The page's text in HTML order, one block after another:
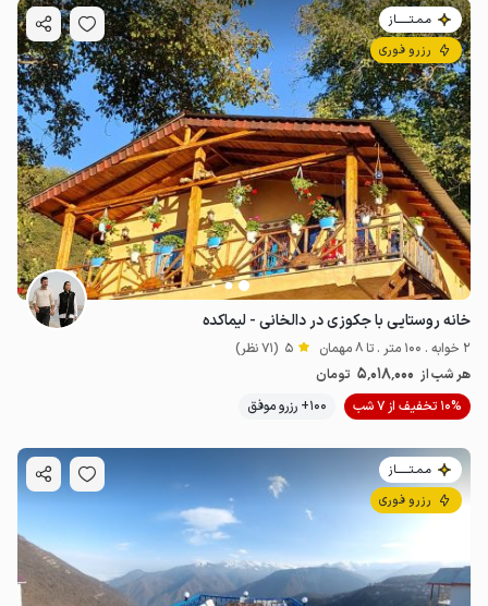
مـمـتــــــاز
رزرو فوری
خانه روستایی با جکوزی در دالخانی - لیماکده
2 خوابه . 100 متر . تا 8 مهمان 5 (71 نظر)
هر شب از 5٬018٬000 تومان
10% تخفیف از 7 شب
100+ رزرو موفق
مـمـتــــــاز
رزرو فوری